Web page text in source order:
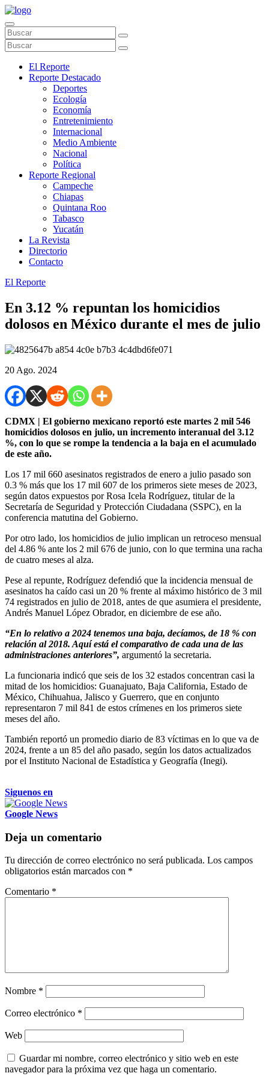
El Reporte
Reporte Destacado
Deportes
Ecología
Economía
Entretenimiento
Internacional
Medio Ambiente
Nacional
Política
Reporte Regional
Campeche
Chiapas
Quintana Roo
Tabasco
Yucatán
La Revista
Directorio
Contacto
El Reporte
En 3.12 % repuntan los homicidios
dolosos en México durante el mes de julio
20 Ago. 2024
CDMX | El gobierno mexicano reportó este martes 2 mil 546
homicidios dolosos en julio, un incremento interanual del 3.12
%, con lo que se rompe la tendencia a la baja en el acumulado
de este año.
Los 17 mil 660 asesinatos registrados de enero a julio pasado son
0.3 % más que los 17 mil 607 de los primeros siete meses de 2023,
según datos expuestos por Rosa Icela Rodríguez, titular de la
Secretaría de Seguridad y Protección Ciudadana (SSPC), en la
conferencia matutina del Gobierno.
Por otro lado, los homicidios de julio implican un retroceso mensual
del 4.86 % ante los 2 mil 676 de junio, con lo que termina una racha
de cuatro meses al alza.
Pese al repunte, Rodríguez defendió que la incidencia mensual de
asesinatos ha caído casi un 20 % frente al máximo histórico de 3 mil
74 registrados en julio de 2018, antes de que asumiera el presidente,
Andrés Manuel López Obrador, en diciembre de ese año.
“En lo relativo a 2024 tenemos una baja, decíamos, de 18 % con
relación al 2018. Aquí está el comparativo de cada una de las
administraciones anteriores”, argumentó la secretaria.
La funcionaria indicó que seis de los 32 estados concentran casi la
mitad de los homicidios: Guanajuato, Baja California, Estado de
México, Chihuahua, Jalisco y Guerrero, que en conjunto
representaron 7 mil 841 de estos crímenes en los primeros siete
meses del año.
También reportó un promedio diario de 83 víctimas en lo que va de
2024, frente a un 85 del año pasado, según los datos actualizados
por el Instituto Nacional de Estadística y Geografía (Inegi).
Siguenos en
Google News
Deja un comentario
Tu dirección de correo electrónico no será publicada. Los campos
obligatorios están marcados con *
Comentario *
Nombre *
Correo electrónico *
Web
Guardar mi nombre, correo electrónico y sitio web en este
navegador para la próxima vez que haga un comentario.